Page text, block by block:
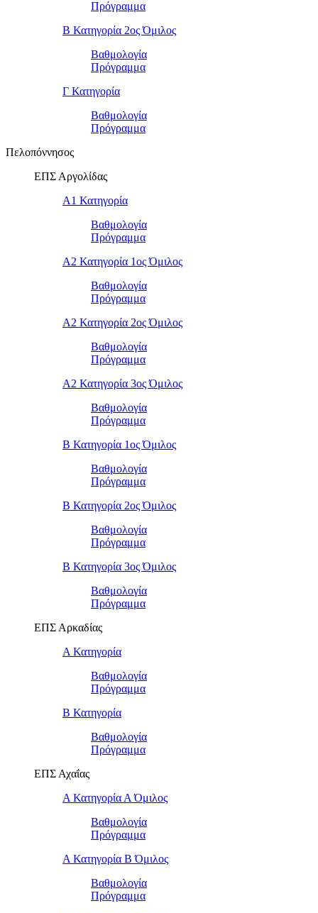
Πρόγραμμα
Β Κατηγορία 2ος Όμιλος
Βαθμολογία
Πρόγραμμα
Γ Κατηγορία
Βαθμολογία
Πρόγραμμα
Πελοπόννησος
ΕΠΣ Αργολίδας
Α1 Κατηγορία
Βαθμολογία
Πρόγραμμα
Α2 Κατηγορία 1ος Όμιλος
Βαθμολογία
Πρόγραμμα
Α2 Κατηγορία 2ος Όμιλος
Βαθμολογία
Πρόγραμμα
Α2 Κατηγορία 3ος Όμιλος
Βαθμολογία
Πρόγραμμα
Β Κατηγορία 1ος Όμιλος
Βαθμολογία
Πρόγραμμα
Β Κατηγορία 2ος Όμιλος
Βαθμολογία
Πρόγραμμα
Β Κατηγορία 3ος Όμιλος
Βαθμολογία
Πρόγραμμα
ΕΠΣ Αρκαδίας
Α Κατηγορία
Βαθμολογία
Πρόγραμμα
Β Κατηγορία
Βαθμολογία
Πρόγραμμα
ΕΠΣ Αχαΐας
Α Κατηγορία Α Όμιλος
Βαθμολογία
Πρόγραμμα
Α Κατηγορία Β Όμιλος
Βαθμολογία
Πρόγραμμα